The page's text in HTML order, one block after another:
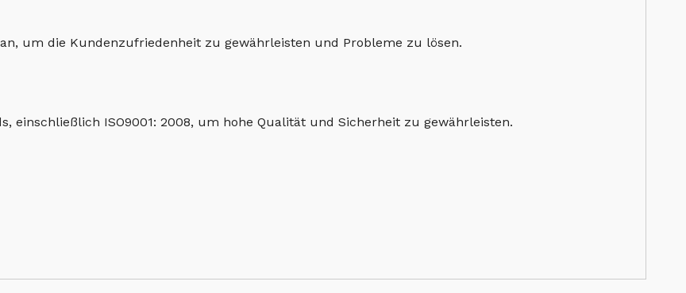
um die Kundenzufriedenheit zu gewährleisten und Probleme zu lösen.
einschließlich ISO9001: 2008, um hohe Qualität und Sicherheit zu gewährleisten.